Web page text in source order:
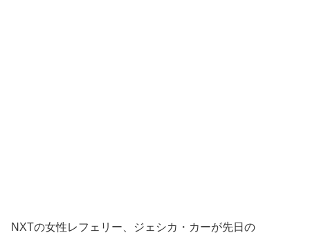
NXTの女性レフェリー、ジェシカ・カーが先日の